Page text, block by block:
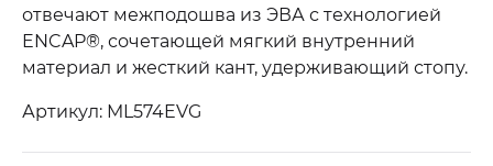
отвечают межподошва из ЭВА с технологией
ENCAP®, сочетающей мягкий внутренний
материал и жесткий кант, удерживающий стопу.
Артикул: ML574EVG